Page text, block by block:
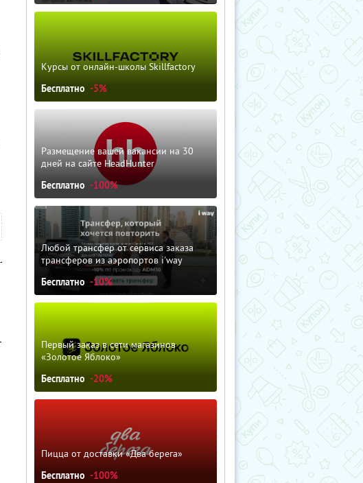
Курсы от онлайн-школы Skillfactory
Бесплатно -5%
Размещение вашей вакансии на 30
дней на сайте HeadHunter
Бесплатно -100%
Любой трансфер от сервиса заказа
трансферов из аэропортов i'way
Бесплатно -10%
Первый заказ в сети магазинов
«Золотое Яблоко»
Бесплатно -20%
Пицца от доставки «Два берега»
Бесплатно -100%